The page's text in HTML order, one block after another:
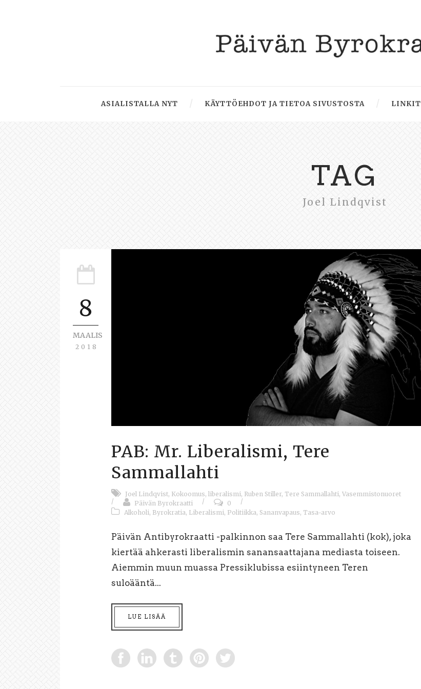
ASIALISTALLA NYT KÄYTTÖEHDOT JA TIETOA SIVUSTOSTA LINKIT
TAG
Joel Lindqvist
8
MAALIS
2018
PAB: Mr. Liberalismi, Tere
Sammallahti
Joel Lindqvist, Kokoomus, liberalismi, Ruben Stiller, Tere Sammallahti, Vasemmistonuoret
/
Päivän Byrokraatti / 0
/
Alkoholi, Byrokratia, Liberalismi, Politiikka, Sananvapaus, Tasa-arvo
Päivän Antibyrokraatti -palkinnon saa Tere Sammallahti (kok), joka
kiertää ahkerasti liberalismin sanansaattajana mediasta toiseen.
Aiemmin muun muassa Pressiklubissa esiintyneen Teren
suloääntä...
LUE LISÄÄ